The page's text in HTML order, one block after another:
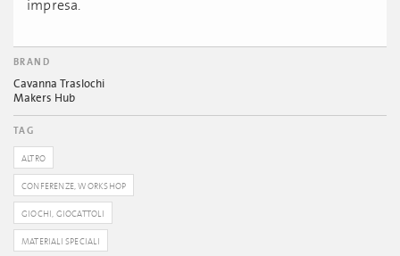
impresa.
BRAND
Cavanna Traslochi
Makers Hub
TAG
ALTRO
CONFERENZE, WORKSHOP
GIOCHI, GIOCATTOLI
MATERIALI SPECIALI